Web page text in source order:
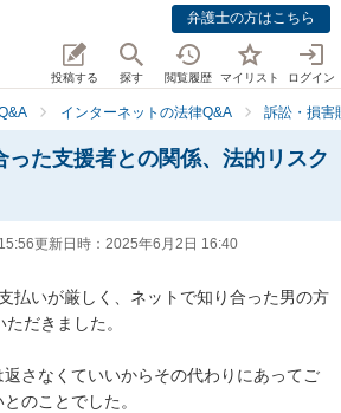
弁護士の方はこちら
投稿する 探す 閲覧履歴 マイリスト ログイン
インターネットの法律Q&A 訴訟・損害
った支援者との関係、法的リスク
更新日時： 2025年6月2日 16:40
払いが厳しく、ネットで知り合った男の方
だきました。
さなくていいからその代わりにあってご
のことでした。